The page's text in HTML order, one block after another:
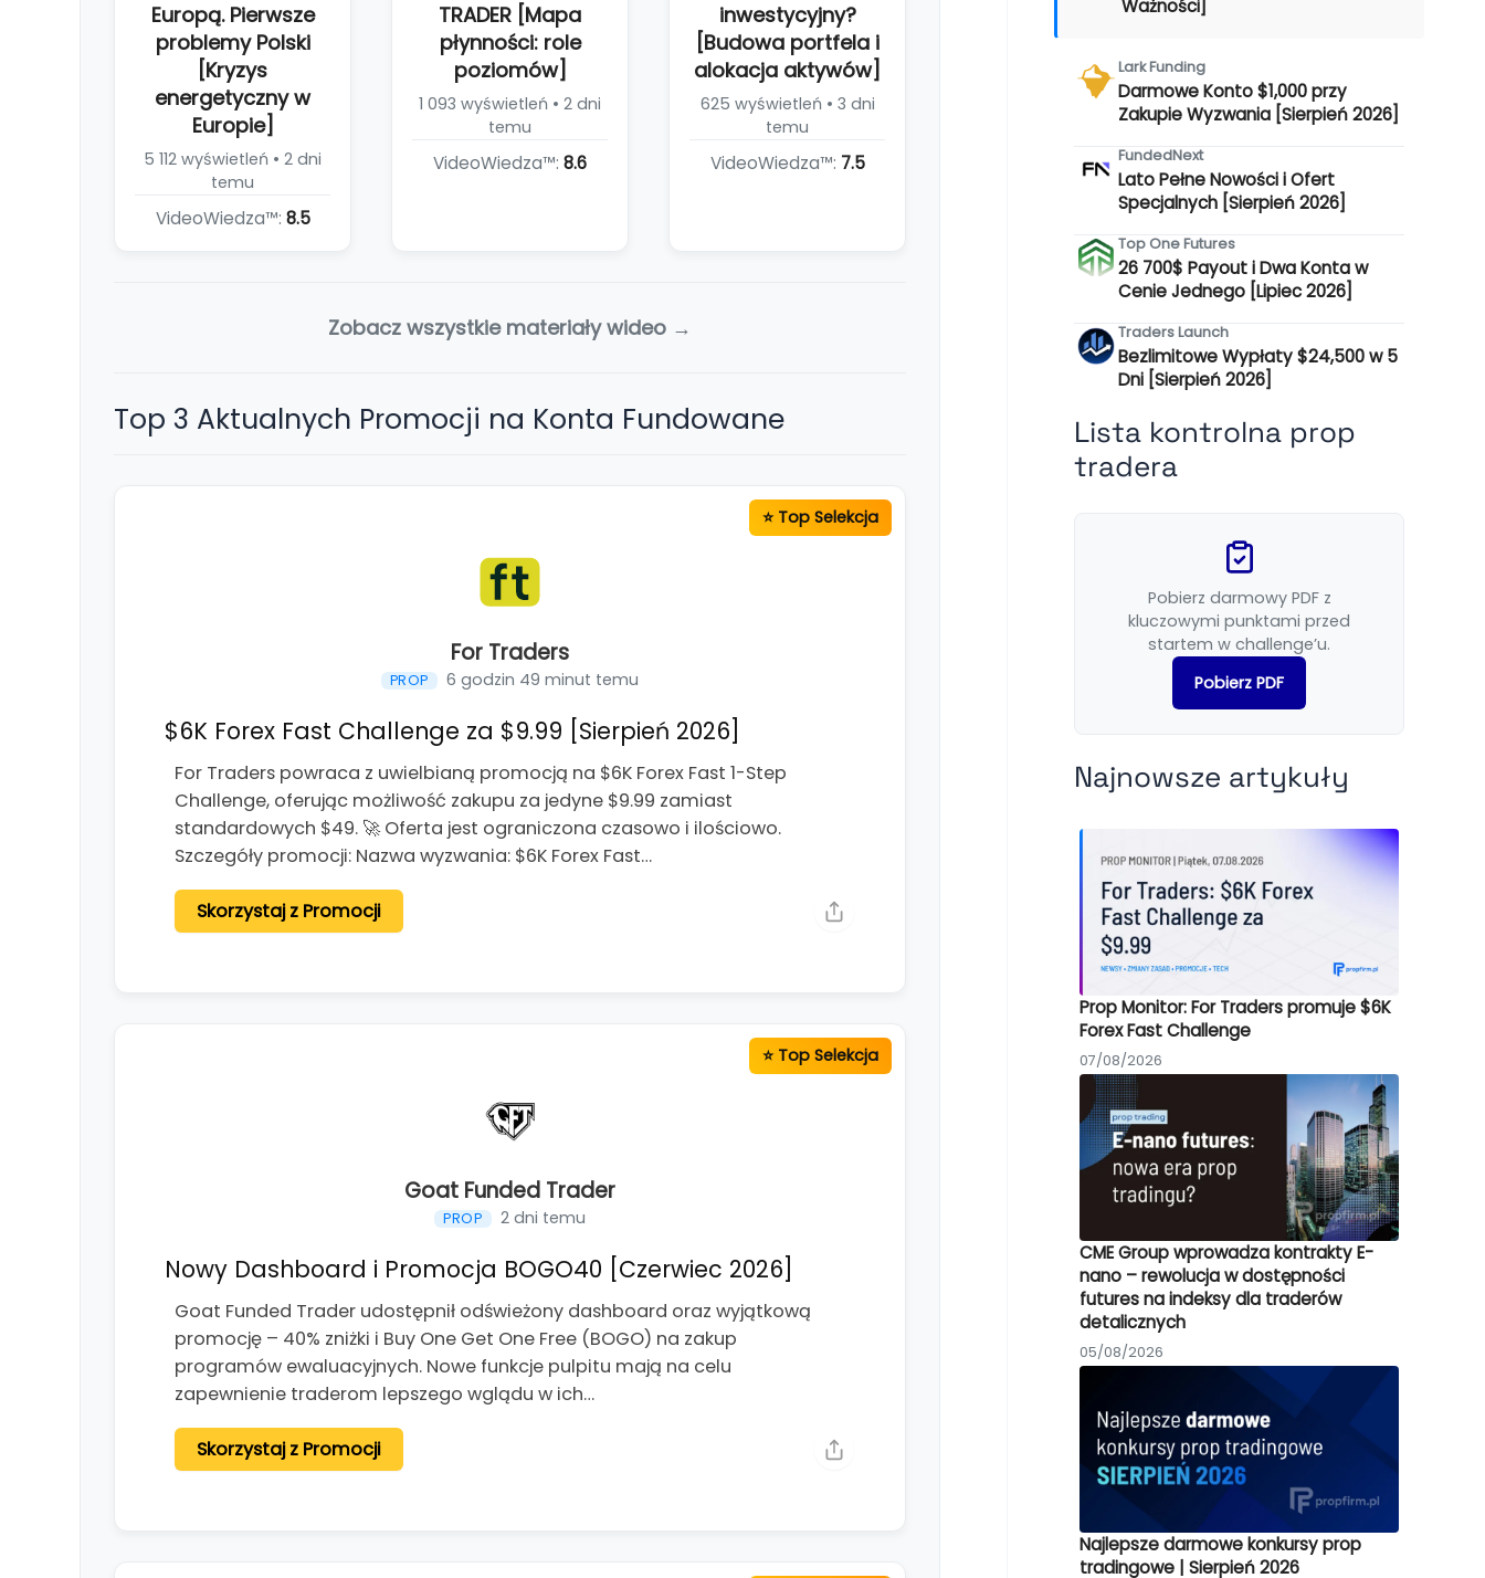
Europą. Pierwsze
problemy Polski
[Kryzys
energetyczny w
Europie]
5 112 wyświetleń • 2 dni
temu
VideoWiedza™: 8.5
TRADER [Mapa
płynności: role
poziomów]
1 093 wyświetleń • 2 dni
temu
VideoWiedza™: 8.6
inwestycyjny?
[Budowa portfela i
alokacja aktywów]
625 wyświetleń • 3 dni
temu
VideoWiedza™: 7.5
Zobacz wszystkie materiały wideo →
Top 3 Aktualnych Promocji na Konta Fundowane
For Traders
PROP 6 godzin 49 minut temu
$6K Forex Fast Challenge za $9.99 [Sierpień 2026]
For Traders powraca z uwielbianą promocją na $6K Forex Fast 1-Step
Challenge, oferując możliwość zakupu za jedyne $9.99 zamiast
standardowych $49. 🚀 Oferta jest ograniczona czasowo i ilościowo.
Szczegóły promocji: Nazwa wyzwania: $6K Forex Fast…
Skorzystaj z Promocji
Goat Funded Trader
PROP 2 dni temu
Nowy Dashboard i Promocja BOGO40 [Czerwiec 2026]
Goat Funded Trader udostępnił odświeżony dashboard oraz wyjątkową
promocję – 40% zniżki i Buy One Get One Free (BOGO) na zakup
programów ewaluacyjnych. Nowe funkcje pulpitu mają na celu
zapewnienie traderom lepszego wglądu w ich…
Skorzystaj z Promocji
Ważności]
Lark Funding
Darmowe Konto $1,000 przy
Zakupie Wyzwania [Sierpień 2026]
FundedNext
Lato Pełne Nowości i Ofert
Specjalnych [Sierpień 2026]
Top One Futures
26 700$ Payout i Dwa Konta w
Cenie Jednego [Lipiec 2026]
Traders Launch
Bezlimitowe Wypłaty $24,500 w 5
Dni [Sierpień 2026]
Lista kontrolna prop
tradera
Pobierz darmowy PDF z
kluczowymi punktami przed
startem w challenge’u.
Pobierz PDF
Najnowsze artykuły
Prop Monitor: For Traders promuje $6K
Forex Fast Challenge
07/08/2026
CME Group wprowadza kontrakty E-
nano – rewolucja w dostępności
futures na indeksy dla traderów
detalicznych
05/08/2026
Najlepsze darmowe konkursy prop
tradingowe | Sierpień 2026